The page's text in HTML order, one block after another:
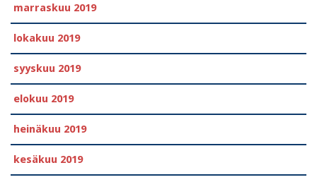
marraskuu 2019
lokakuu 2019
syyskuu 2019
elokuu 2019
heinäkuu 2019
kesäkuu 2019